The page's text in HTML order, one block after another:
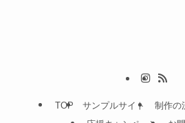
TOP サンプルサイト 制作の